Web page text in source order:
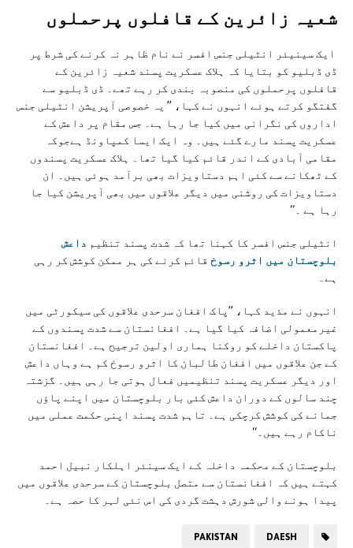
شعیہ زائرین کے قافلوں پرحملوں
ایک سینیئر انٹیلی جنس افسر نے نام ظاہر نہ کرنے کی شرط پر
ڈی ڈبلیو کو بتایا کہ ہلاک عسکریت پسند شعیہ زائرین کے
قافلوں پرحملوں کی منصوبہ بندی کر رہے تھے۔ ڈی ڈبلیو سے
گفتگو کرتے ہوئے انہوں نے کہا، ” یہ خصوصی آپریشن انٹیلی جنس
اداروں کی نگرانی میں کیا جا رہا ہے۔ جس مقام پر داعش کے
عسکریت پسند مارے گئے ہیں۔ وہ ایک ایسا کمپاونڈ ہےجوکہ
مقامی آبادی کے اندر قائم کیا گیا تھا۔ ہلاک عسکریت پسندوں
کے ٹھکانے سے کئی اہم دستاویزات بھی برآمد ہوئی ہیں۔ ان
دستاویزات کی روشنی میں دیگر علاقوں میں بھی آپریشن کیا جا
رہا ہے ۔‘‘
انٹیلی جنس افسر کا کہنا تھا کہ شدت پسند تنظیم داعش
بلوچستان میں اثرو رسوخ قائم کرنے کی ہر ممکن کوشش کر رہی
ہے۔
انہوں نے مذید کہا، ”پاک افغان سرحدی علاقوں کی سیکورٹی میں
غیرمعمولی اضافہ کیا گیا ہے۔ افغانستان سے شدت پسندوں کے
پاکستان داخلے کو روکنا ہماری اولین ترجیح ہے۔ افغانستان
کے جن علاقوں میں افغان طالبان کا اثرو رسوخ کم ہے وہاں داعش
اور دیگر عسکریت پسند تنظیمیں فعال ہوتی جا رہی ہیں۔ گزشتہ
چند سالوں کے دوران داعش کئی بار بلوچستان میں اپنے پاؤں
جمانے کی کوشش کرچکی ہے۔ تاہم شدت پسند اپنی حکمت عملی میں
ناکام رہے ہیں۔‘‘
بلوچستان کے محکمہ داخلہ کے ایک سینئر اہلکار نبیل احمد
کہتے ہیں کہ افغانستان سے متصل بلوچستان کے سرحدی علاقوں میں
پیدا ہونے والی شورش دہشت گردی کی اس نئی لہر کا حصہ ہے۔
DAESH
PAKISTAN